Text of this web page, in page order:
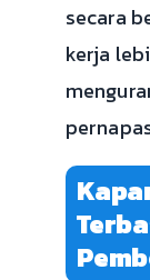
secara
kerja